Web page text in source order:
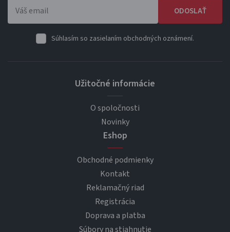
ODOSLAŤ
Súhlasím so zasielaním obchodných oznámení.
Užitočné informácie
O spoločnosti
Novinky
Eshop
Obchodné podmienky
Kontakt
Reklamačný riad
Registrácia
Doprava a platba
Súbory na stiahnutie